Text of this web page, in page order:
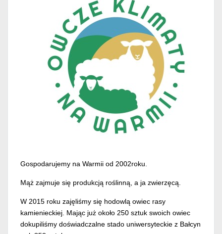
Gospodarujemy na Warmii od 2002roku.
Mąż zajmuje się produkcją roślinną, a ja zwierzęcą.
W 2015 roku zajęliśmy się hodowlą owiec rasy
kamienieckiej. Mając już około 250 sztuk swoich owiec
dokupiliśmy doświadczalne stado uniwersyteckie z Bałcyn